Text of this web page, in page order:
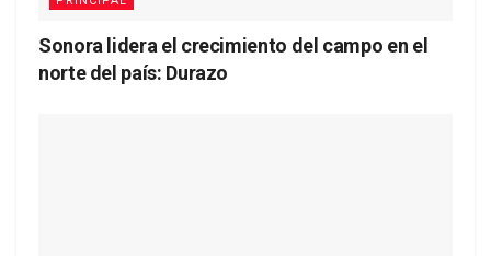
Sonora lidera el crecimiento del campo en el
norte del país: Durazo